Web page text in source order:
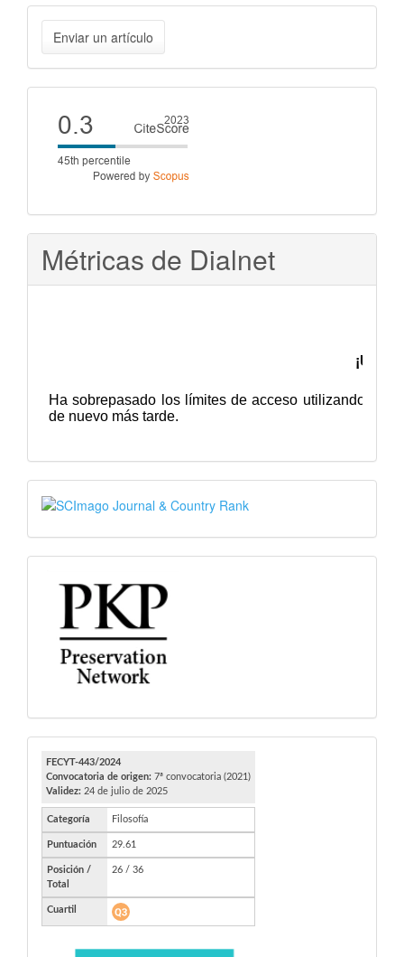
Enviar
un
artículo
Enviar un artículo
Cite
score
Métricas de Dialnet
SJR
PKP
FECYT